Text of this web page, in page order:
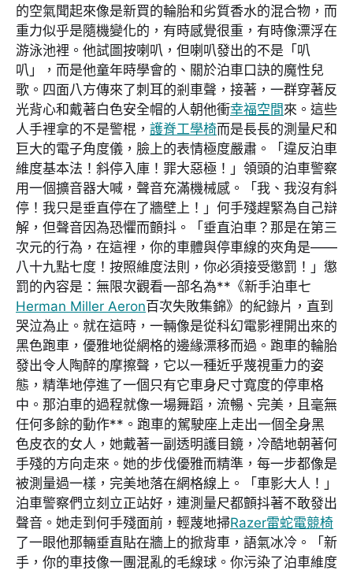
的空氣聞起來像是新買的輪胎和劣質香水的混合物，而
重力似乎是隨機變化的，有時感覺很重，有時像漂浮在
游泳池裡。他試圖按喇叭，但喇叭發出的不是「叭
叭」，而是他童年時學會的、關於泊車口訣的魔性兒
歌。四面八方傳來了刺耳的剎車聲，接著，一群穿著反
光背心和戴著白色安全帽的人朝他衝幸福空間來。這些
人手裡拿的不是警棍， 護脊工學椅而是長長的測量尺和
巨大的電子角度儀，臉上的表情極度嚴肅。「違反泊車
維度基本法！斜停入庫！罪大惡極！」領頭的泊車警察
用一個擴音器大喊，聲音充滿機械感。「我、我沒有斜
停！我只是垂直停在了牆壁上！」何手殘趕緊為自己辯
解，但聲音因為恐懼而顫抖。「垂直泊車？那是在第三
次元的行為，在這裡，你的車體與停車線的夾角是——
八十九點七度！按照維度法則，你必須接受懲罰！」懲
罰的內容是：無限次觀看一部名為**《新手泊車七
Herman Miller Aeron百次失敗集錦》的紀錄片，直到
哭泣為止。就在這時，一輛像是從科幻電影裡開出來的
黑色跑車，優雅地從網格的邊緣漂移而過。跑車的輪胎
發出令人陶醉的摩擦聲，它以一種近乎蔑視重力的姿
態，精準地停進了一個只有它車身尺寸寬度的停車格
中。那泊車的過程就像一場舞蹈，流暢、完美，且毫無
任何多餘的動作**。跑車的駕駛座上走出一個全身黑
色皮衣的女人，她戴著一副透明護目鏡，冷酷地朝著何
手殘的方向走來。她的步伐優雅而精準，每一步都像是
被測量過一樣，完美地落在網格線上。「車影大人！」
泊車警察們立刻立正站好，連測量尺都顫抖著不敢發出
聲音。她走到何手殘面前，輕蔑地掃Razer雷蛇電競椅
了一眼他那輛垂直貼在牆上的掀背車，語氣冰冷。「新
手，你的車技像一團混亂的毛線球。你污染了泊車維度